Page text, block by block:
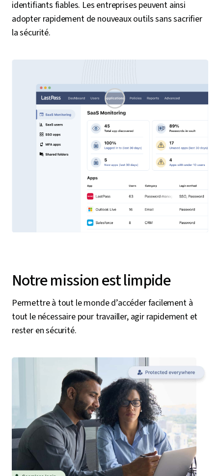
identifiants fiables. Les entreprises peuvent ainsi
adopter rapidement de nouveaux outils sans sacrifier
la sécurité.
Notre mission est limpide
Permettre à tout le monde d’accéder facilement à
tout le nécessaire pour travailler, agir rapidement et
rester en sécurité.